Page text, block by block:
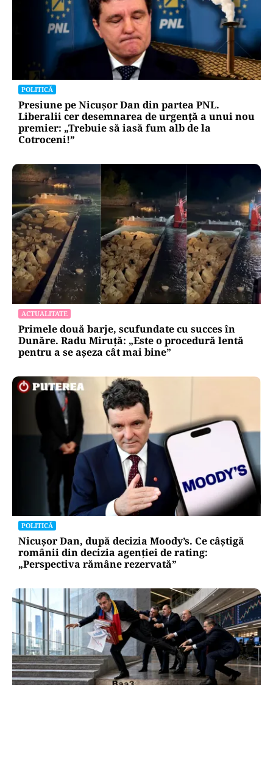
POLITICĂ
Presiune pe Nicușor Dan din partea PNL.
Liberalii cer desemnarea de urgență a unui nou
premier: „Trebuie să iasă fum alb de la
Cotroceni!”
ACTUALITATE
Primele două barje, scufundate cu succes în
Dunăre. Radu Miruță: „Este o procedură lentă
pentru a se așeza cât mai bine”
POLITICĂ
Nicușor Dan, după decizia Moody’s. Ce câștigă
românii din decizia agenției de rating:
„Perspectiva rămâne rezervată”